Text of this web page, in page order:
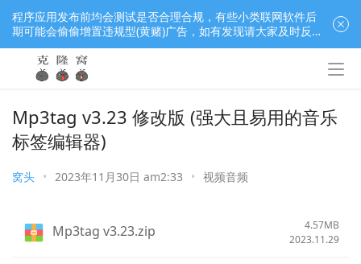
Mp3tag v3.23 修改版 (强大且易用的音乐
标签编辑器)
窝头 • 2023年11月30日 am2:33 • 视频音频
Mp3tag v3.23.zip
4.57MB
2023.11.29
程序应用发布前均会测试是否合理合规，有些小类联网软件后
期可能会偷偷增置违规型(黄赌)广告，如有发现请大家及时反
馈窝长进行处理，共同监督维护良好的程序应用下载社区！